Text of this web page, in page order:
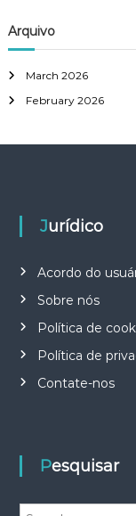
Arquivo
March 2026
February 2026
Jurídico
Acordo do
Sobre nós
Política de
Política de
Contate-nos
Pesquisar